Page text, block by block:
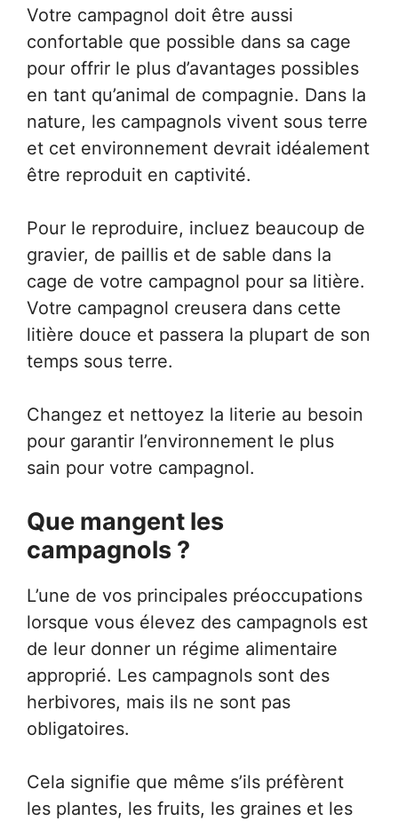
Votre campagnol doit être aussi
confortable que possible dans sa cage
pour offrir le plus d’avantages possibles
en tant qu’animal de compagnie. Dans la
nature, les campagnols vivent sous terre
et cet environnement devrait idéalement
être reproduit en captivité.
Pour le reproduire, incluez beaucoup de
gravier, de paillis et de sable dans la
cage de votre campagnol pour sa litière.
Votre campagnol creusera dans cette
litière douce et passera la plupart de son
temps sous terre.
Changez et nettoyez la literie au besoin
pour garantir l’environnement le plus
sain pour votre campagnol.
Que mangent les
campagnols ?
L’une de vos principales préoccupations
lorsque vous élevez des campagnols est
de leur donner un régime alimentaire
approprié. Les campagnols sont des
herbivores, mais ils ne sont pas
obligatoires.
Cela signifie que même s’ils préfèrent
les plantes, les fruits, les graines et les